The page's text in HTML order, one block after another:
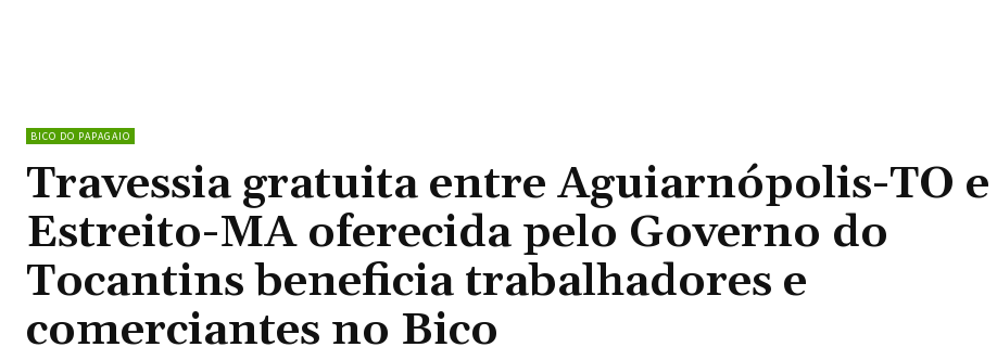
BICO DO PAPAGAIO
Travessia gratuita entre Aguiarnópolis-TO e
Estreito-MA oferecida pelo Governo do
Tocantins beneficia trabalhadores e
comerciantes no Bico